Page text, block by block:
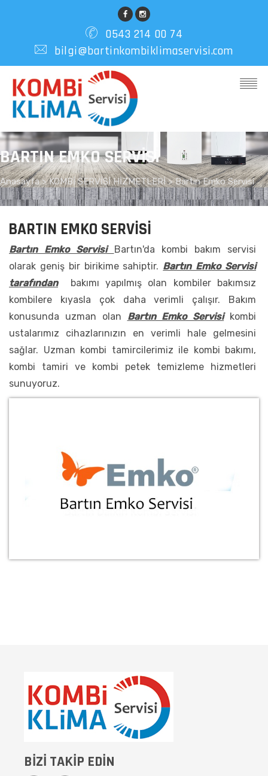
0543 214 00 74
bilgi@bartinkombiklimaservisi.com
BARTIN EMKO SERVISI
Anasayfa> KOMBİ SERVİSİ HİZMETLERİ >Bartın Emko Servisi
BARTIN EMKO SERVISI
Bartın Emko Servisi Bartın'da kombi bakım servisi
olarak geniş bir birikime sahiptir. Bartın Emko Servisi
tarafındanbakımı yapılmış olan kombiler bakımsız
kombilere kıyasla çok daha verimli çalışır. Bakım
konusunda uzman olan Bartın Emko Servisikombi
ustalarımız cihazlarınızın en verimli hale gelmesini
sağlar. Uzman kombi tamircilerimiz ile kombi bakımı,
kombi tamiri ve kombi petek temizleme hizmetleri
sunuyoruz.
BİZİ TAKİP EDİN